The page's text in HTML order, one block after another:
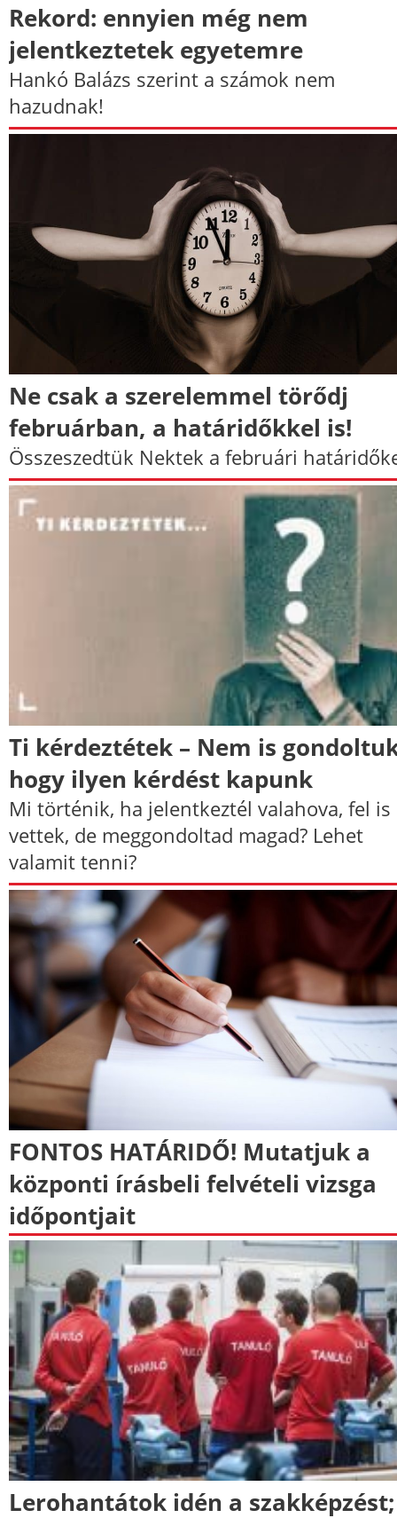
Rekord: ennyien még nem
jelentkeztetek egyetemre
Hankó Balázs szerint a számok nem
hazudnak!
Ne csak a szerelemmel törődj
februárban, a határidőkkel is!
Összeszedtük Nektek a februári
Ti kérdeztétek – Nem is
hogy ilyen kérdést kapunk
Mi történik, ha jelentkeztél valahova, fel is
vettek, de meggondoltad magad? Lehet
valamit tenni?
FONTOS HATÁRIDŐ! Mutatjuk a
központi írásbeli felvételi vizsga
időpontjait
Lerohantátok idén a szakképzést;